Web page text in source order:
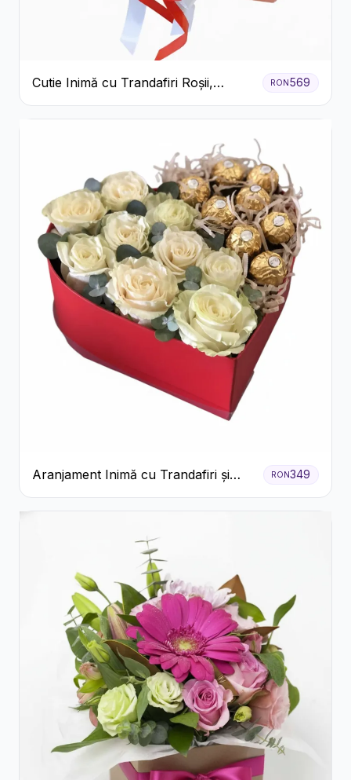
Cutie Inimă cu Trandafiri Roșii,
Crizanteme Albe și Bomboane
Raffaello
RON569
Aranjament Inimă cu Trandafiri și
Praline Ferrero
RON349